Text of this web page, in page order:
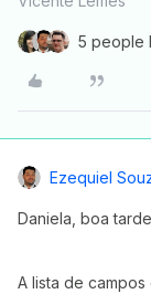
5 people
Ezequiel
Daniela, boa tarde
A lista de